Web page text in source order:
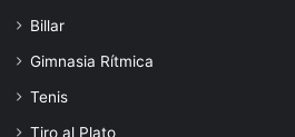
Billar
Gimnasia Rítmica
Tenis
Tiro al Plato